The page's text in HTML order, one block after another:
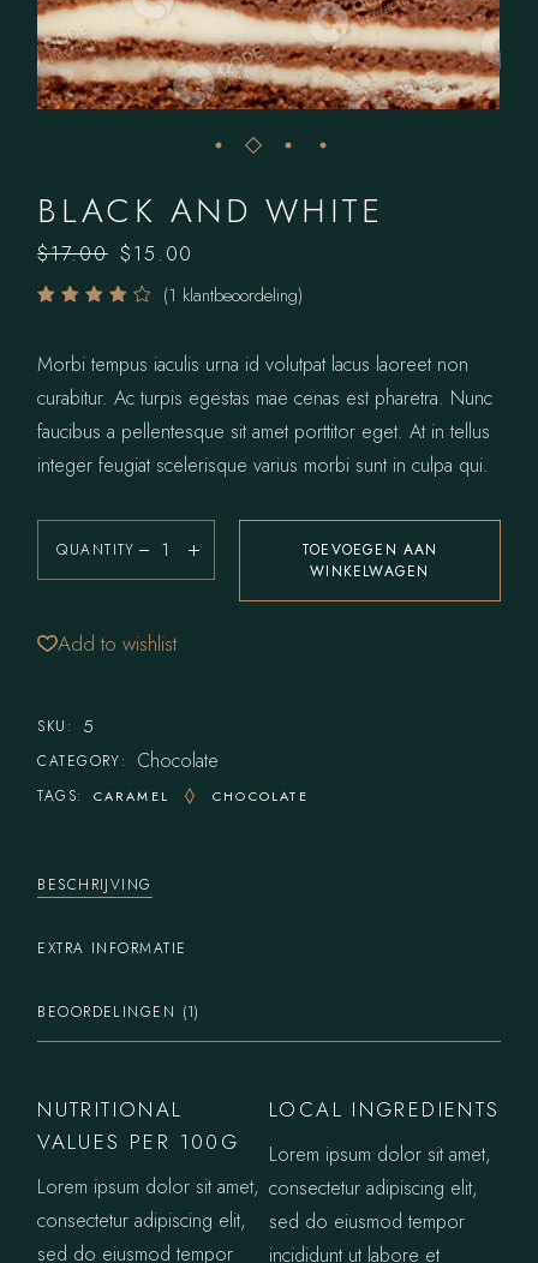
BLACK AND WHITE
$17.00 $15.00
(1 klantbeoordeling)
Morbi tempus iaculis urna id volutpat lacus laoreet non
curabitur. Ac turpis egestas mae cenas est pharetra. Nunc
faucibus a pellentesque sit amet porttitor eget. At in tellus
integer feugiat scelerisque varius morbi sunt in culpa qui.
QUANTITY
TOEVOEGEN AAN
WINKELWAGEN
Add to wishlist
SKU: 5
CATEGORY: Chocolate
TAGS: CARAMEL CHOCOLATE
BESCHRIJVING
EXTRA INFORMATIE
BEOORDELINGEN (1)
NUTRITIONAL
VALUES PER 100G
Lorem ipsum dolor sit amet,
consectetur adipiscing elit,
sed do eiusmod tempor
LOCAL INGREDIENTS
Lorem ipsum dolor sit amet,
consectetur adipiscing elit,
sed do eiusmod tempor
incididunt ut labore et